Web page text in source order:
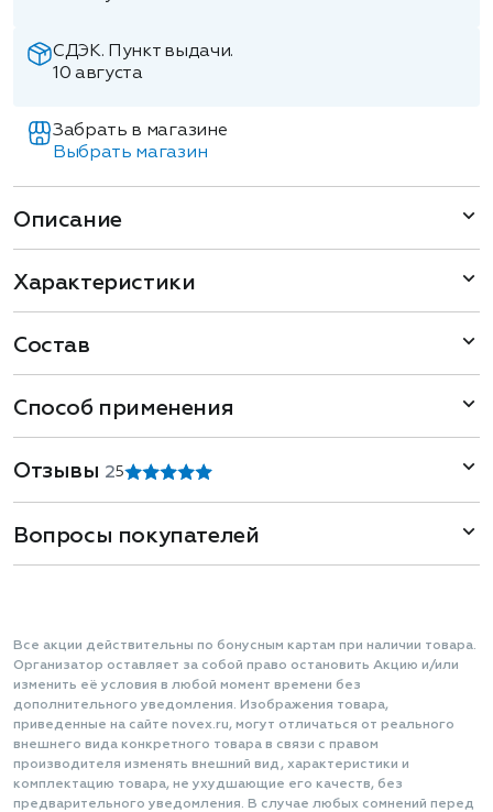
СДЭК. Пункт выдачи.
10 августа
Забрать в магазине
Выбрать магазин
Описание
Характеристики
Состав
Способ применения
Отзывы 25
Вопросы покупателей
Все акции действительны по бонусным картам при наличии товара.
Организатор оставляет за собой право остановить Акцию и/или
изменить её условия в любой момент времени без
дополнительного уведомления. Изображения товара,
приведенные на сайте novex.ru, могут отличаться от реального
внешнего вида конкретного товара в связи с правом
производителя изменять внешний вид, характеристики и
комплектацию товара, не ухудшающие его качеств, без
предварительного уведомления. В случае любых сомнений перед